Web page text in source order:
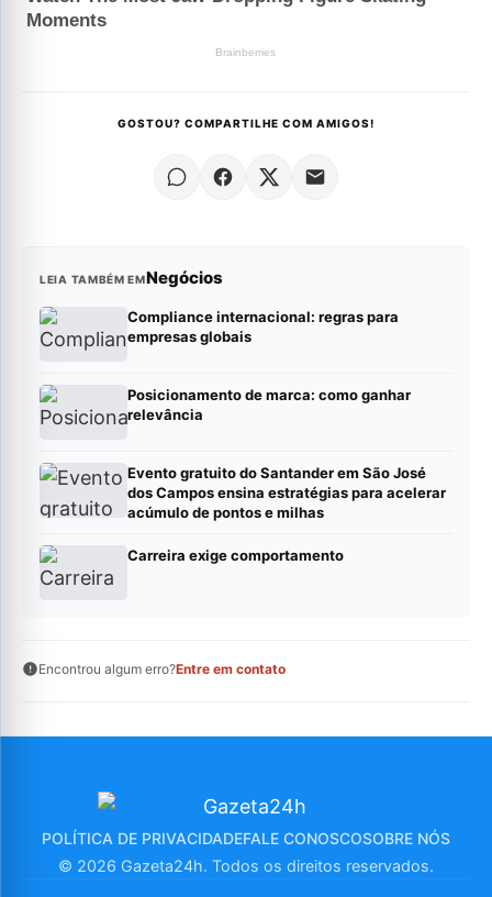
GOSTOU? COMPARTILHE COM AMIGOS!
LEIA TAMBÉM EMNegócios
Compliance internacional: regras para
empresas globais
Posicionamento de marca: como ganhar
relevância
Evento gratuito do Santander em São José
dos Campos ensina estratégias para acelerar
acúmulo de pontos e milhas
Carreira exige comportamento
Encontrou algum erro?Entre em contato
POLÍTICA DE PRIVACIDADEFALE CONOSCOSOBRE NÓS
© 2026 Gazeta24h. Todos os direitos reservados.